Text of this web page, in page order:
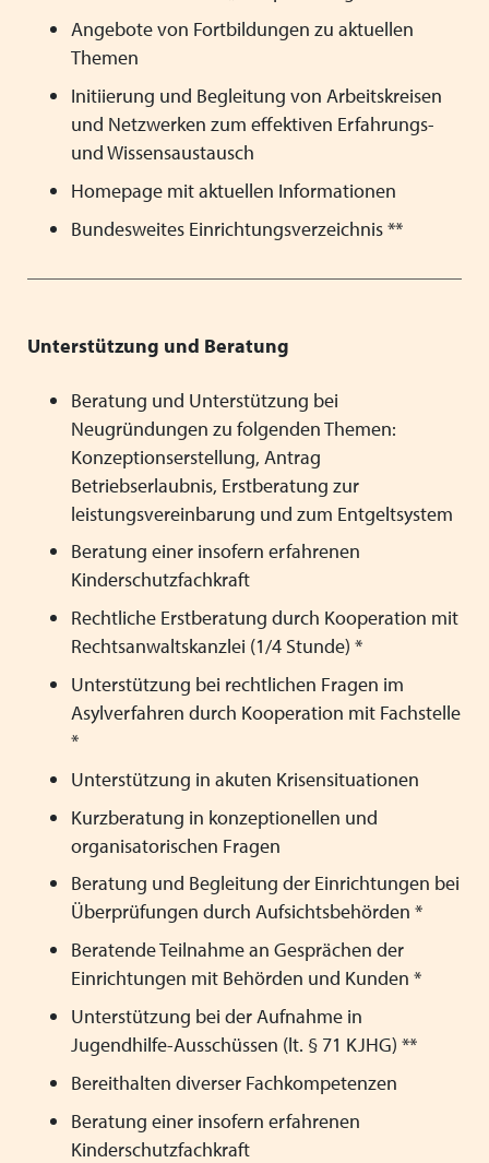
Angebote von Fortbildungen zu aktuellen
Themen
Initiierung und Begleitung von Arbeitskreisen
und Netzwerken zum effektiven Erfahrungs-
und Wissensaustausch
Homepage mit aktuellen Informationen
Bundesweites Einrichtungsverzeichnis **
Unterstützung und Beratung
Beratung und Unterstützung bei
Neugründungen zu folgenden Themen:
Konzeptionserstellung, Antrag
Betriebserlaubnis, Erstberatung zur
leistungsvereinbarung und zum Entgeltsystem
Beratung einer insofern erfahrenen
Kinderschutzfachkraft
Rechtliche Erstberatung durch Kooperation mit
Rechtsanwaltskanzlei (1/4 Stunde) *
Unterstützung bei rechtlichen Fragen im
Asylverfahren durch Kooperation mit Fachstelle
*
Unterstützung in akuten Krisensituationen
Kurzberatung in konzeptionellen und
organisatorischen Fragen
Beratung und Begleitung der Einrichtungen bei
Überprüfungen durch Aufsichtsbehörden *
Beratende Teilnahme an Gesprächen der
Einrichtungen mit Behörden und Kunden *
Unterstützung bei der Aufnahme in
Jugendhilfe-Ausschüssen (lt. § 71 KJHG) **
Bereithalten diverser Fachkompetenzen
Beratung einer insofern erfahrenen
Kinderschutzfachkraft